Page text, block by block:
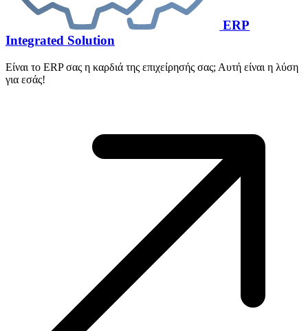
ERP
Integrated Solution
Είναι το ERP σας η καρδιά της επιχείρησής σας; Αυτή είναι η λύση
για εσάς!